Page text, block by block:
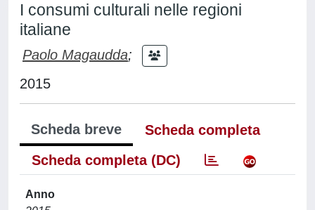
I consumi culturali nelle regioni
italiane
Paolo Magaudda;
2015
Scheda breve
Scheda completa
Scheda completa (DC)
Anno